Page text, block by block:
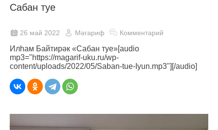
Сабан туе
26 май 2022 Мәгариф Комментарий
Илһам Байтирәк «Сабан туе»[audio
mp3="https://magarif-uku.ru/wp-
content/uploads/2022/05/Saban-tue-Iyun.mp3"][/audio]